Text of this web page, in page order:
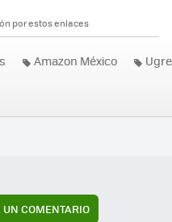
por estos enlaces
Amazon México
COMENTARIO